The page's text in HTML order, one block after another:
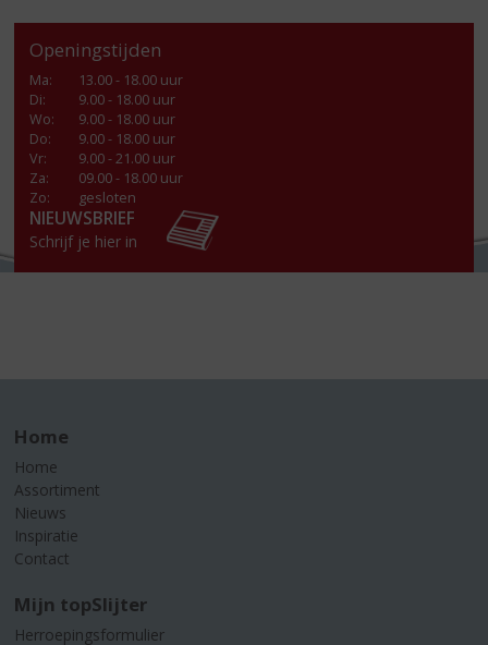
Openingstijden
Ma:
13.00 - 18.00 uur
Di:
9.00 - 18.00 uur
Wo:
9.00 - 18.00 uur
Do:
9.00 - 18.00 uur
Vr:
9.00 - 21.00 uur
Za:
09.00 - 18.00 uur
Zo:
gesloten
NIEUWSBRIEF
Schrijf je hier in
Home
Home
Assortiment
Nieuws
Inspiratie
Contact
Mijn topSlijter
Herroepingsformulier